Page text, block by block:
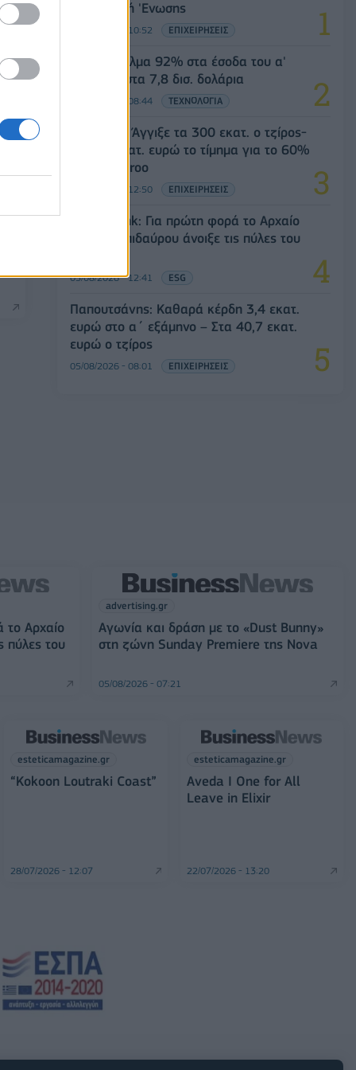
Ευρωπαϊκή 'Ενωσης
05/08/2026 - 10:52 ΕΠΙΧΕΙΡΗΣΕΙΣ
SpaceX: Άλμα 92% στα έσοδα του α'
τριμήνου στα 7,8 δισ. δολάρια
05/08/2026 - 08:44 ΤΕΧΝΟΛΟΓΙΑ
Evergood: Άγγιξε τα 300 εκατ. ο τζίρος-
Στα 10 εκατ. ευρώ το τίμημα για το 60%
του Jackaroo
05/08/2026 - 12:50 ΕΠΙΧΕΙΡΗΣΕΙΣ
Alpha Bank: Για πρώτη φορά το Αρχαίο
Θέατρο Επιδαύρου άνοιξε τις πύλες του
05/08/2026 - 12:41 ESG
Παπουτσάνης: Καθαρά κέρδη 3,4 εκατ.
ευρώ στο α΄ εξάμηνο – Στα 40,7 εκατ.
ευρώ ο τζίρος
05/08/2026 - 08:01 ΕΠΙΧΕΙΡΗΣΕΙΣ
Αρχαίο
πύλες του
advertising.gr
Αγωνία και δράση με το «Dust Bunny»
στη ζώνη Sunday Premiere της Nova
05/08/2026 - 07:21
esteticamagazine.gr
“Kokoon Loutraki Coast”
28/07/2026 - 12:07
esteticamagazine.gr
Aveda I One for All
Leave in Elixir
22/07/2026 - 13:20